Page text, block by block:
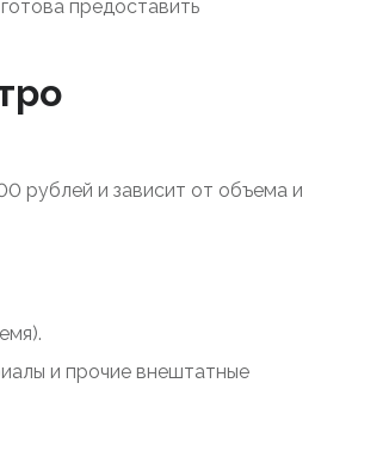
предоставить
рублей и зависит от объема и
и прочие внештатные